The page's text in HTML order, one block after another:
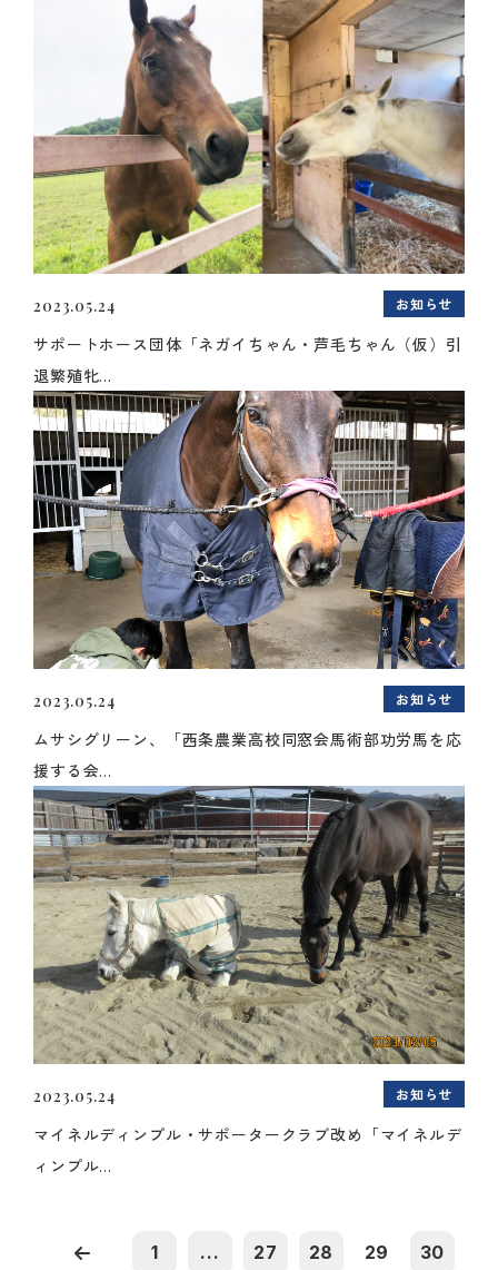
2023.05.24 お知らせ
サポートホース団体「ネガイちゃん・芦毛ちゃん（仮）引
退繁殖牝...
2023.05.24 お知らせ
ムサシグリーン、「西条農業高校同窓会馬術部功労馬を応
援する会...
2023.05.24 お知らせ
マイネルディンプル・サポータークラブ改め「マイネルデ
ィンプル...
1 ... 27 28 29 30